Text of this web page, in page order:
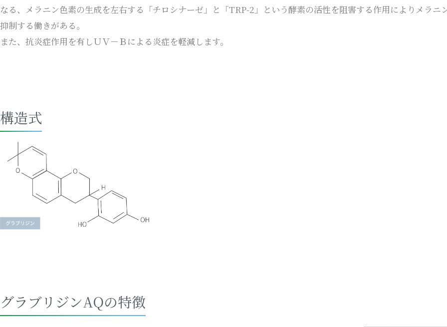
なる、メラニン色素の生成を左右する「チロシナーゼ」と「TRP-2」という酵素の活性を阻害する作用によりメラニ
抑制する働きがある。
また、抗炎症作用を有しＵＶ－Ｂによる炎症を軽減します。
構造式
グラブリジンAQの特徴